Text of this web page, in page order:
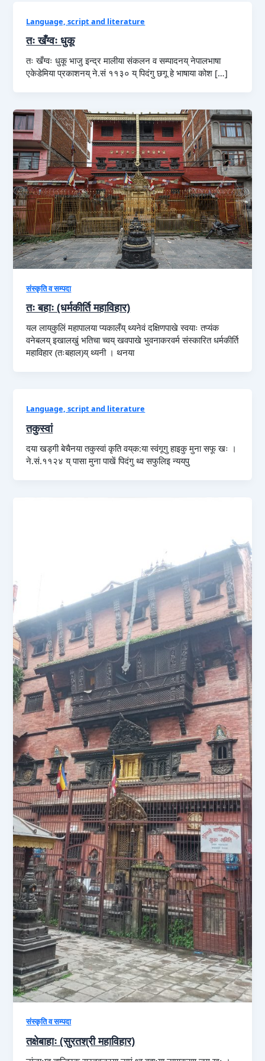
Language, script and literature
तः खँग्वः धुकू
तः खँग्वः धुकू भाजु इन्द्र मालीया संकलन व सम्पादनय् नेपालभाषा
एकेडेमिया प्रकाशनय् ने.सं ११३० य् पिदंगु छगू हे भाषाया कोश […]
संस्कृति व सम्पदा
तः बहाः (धर्मकीर्ति महाविहार)
यल लाय्‌कुलिं महापालया प्यकालँय्‌ थ्यनेवं दक्षिणपाखे स्वयाः तप्यंक
वनेबलय्‌ इखालखुं भतिचा च्वय्‌ खवपाखे भुवनाकरवर्म संस्कारित धर्मकीर्ति
महाविहार (तःबहाल)य्‌ थ्यनी । थनया
Language, script and literature
तकुस्वां
दया खड्गी बेचैनया तकुस्वां कृति वय्‌क:या स्वंगूगु हाइकु मुना सफू खः ।
ने.सं.११२४ य् पासा मुना पाखें पिदंगु थ्व सफुलिइ न्यय्‌पु
संस्कृति व सम्पदा
तक्षेबाहाः (सुरतश्री महाविहार)